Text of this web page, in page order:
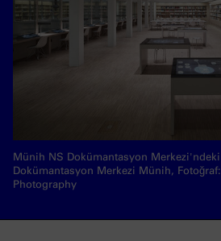
Münih NS Dokümantasyon
Dokümantasyon Merkezi Münih,
Photography